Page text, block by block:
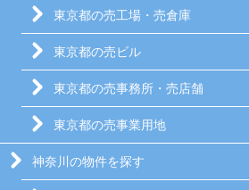
東京都の売工場・売倉庫
東京都の売ビル
東京都の売事務所・売店舗
東京都の売事業用地
神奈川の物件を探す